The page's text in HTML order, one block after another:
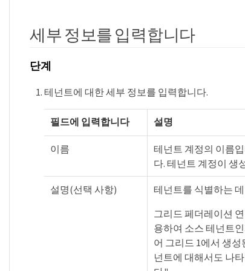
세부 정보를 입력합니다
단계
테넌트에 대한 세부 정보를 입력합니다.
필드에 입력합니다 설명
이름
테넌트 계정의 이름
다. 테넌트 계정이 생
설명(선택 사항)
테넌트를 식별하는
그리드 페더레이션
용하여 소스 테넌트
어 그리드 1에서 생
넌트에 대해서도 나